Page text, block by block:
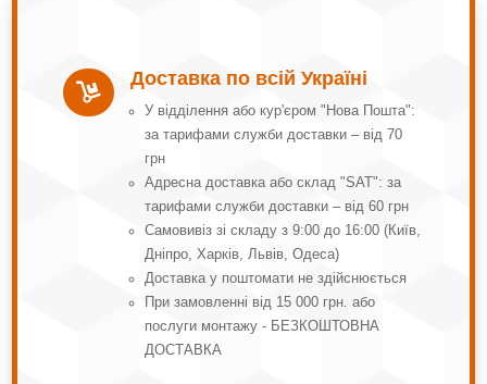

Доставка по всій Україні
У відділення або кур'єром "Нова Пошта":
за тарифами служби доставки – від 70
грн
Адресна доставка або склад "SAT": за
тарифами служби доставки – від 60 грн
Самовивіз зі складу з 9:00 до 16:00 (Київ,
Дніпро, Харків, Львів, Одеса)
Доставка у поштомати не здійснюється
При замовленні від 15 000 грн. або
послуги монтажу - БЕЗКОШТОВНА
ДОСТАВКА